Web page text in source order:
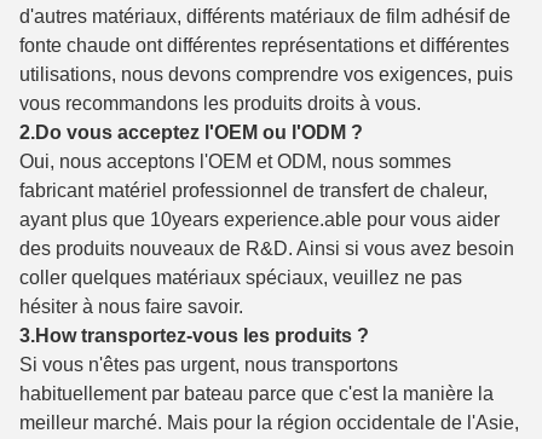
d'autres matériaux, différents matériaux de film adhésif de
fonte chaude ont différentes représentations et différentes
utilisations, nous devons comprendre vos exigences, puis
vous recommandons les produits droits à vous.
2.Do vous acceptez l'OEM ou l'ODM ?
Oui, nous acceptons l'OEM et ODM, nous sommes
fabricant matériel professionnel de transfert de chaleur,
ayant plus que 10years experience.able pour vous aider
des produits nouveaux de R&D. Ainsi si vous avez besoin
coller quelques matériaux spéciaux, veuillez ne pas
hésiter à nous faire savoir.
3.How transportez-vous les produits ?
Si vous n'êtes pas urgent, nous transportons
habituellement par bateau parce que c'est la manière la
meilleur marché. Mais pour la région occidentale de l'Asie,